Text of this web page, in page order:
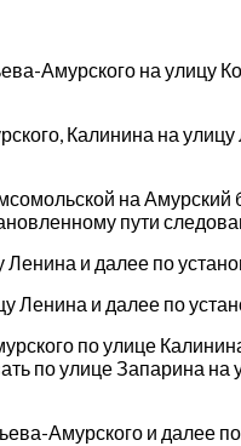
Амурского на улицу
Калинина на
на Амурский
пути
и далее по
Ленина и далее по
по улице
по улице Запарина на
Амурского и далее